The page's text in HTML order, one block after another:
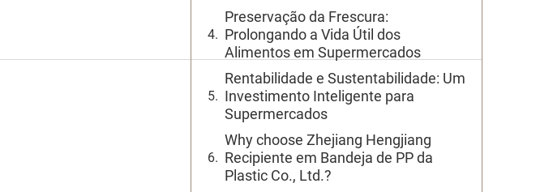
Preservação da Frescura:
Prolongando a Vida Útil dos
Alimentos em Supermercados
Rentabilidade e Sustentabilidade: Um
Investimento Inteligente para
Supermercados
Why choose Zhejiang Hengjiang
Recipiente em Bandeja de PP da
Plastic Co., Ltd.?